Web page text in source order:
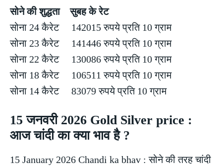
सोने की शुद्धता सुबह के रेट
सोना 24 कैरेट 142015 रुपये प्रति 10 ग्राम
सोना 23 कैरेट 141446 रुपये प्रति 10 ग्राम
सोना 22 कैरेट 130086 रुपये प्रति 10 ग्राम
सोना 18 कैरेट 106511 रुपये प्रति 10 ग्राम
सोना 14 कैरेट 83079 रुपये प्रति 10 ग्राम
15 जनवरी 2026 Gold Silver price :
आज चांदी का क्या भाव है ?
15 January 2026 Chandi ka bhav : सोने की तरह चांदी